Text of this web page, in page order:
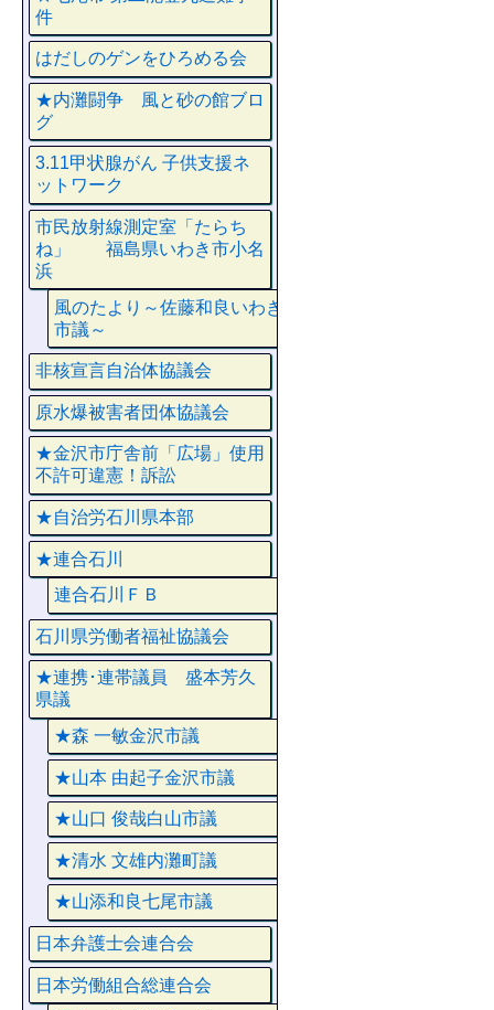
件
はだしのゲンをひろめる会
★内灘闘争 風と砂の館ブロ
グ
3.11甲状腺がん 子供支援ネ
ットワーク
市民放射線測定室「たらち
ね」 福島県いわき市小名
浜
風のたより～佐藤和良いわき
市議～
非核宣言自治体協議会
原水爆被害者団体協議会
★金沢市庁舎前「広場」使用
不許可違憲！訴訟
★自治労石川県本部
★連合石川
連合石川ＦＢ
石川県労働者福祉協議会
★連携･連帯議員 盛本芳久
県議
★森 一敏金沢市議
★山本 由起子金沢市議
★山口 俊哉白山市議
★清水 文雄内灘町議
★山添和良七尾市議
日本弁護士会連合会
日本労働組合総連合会